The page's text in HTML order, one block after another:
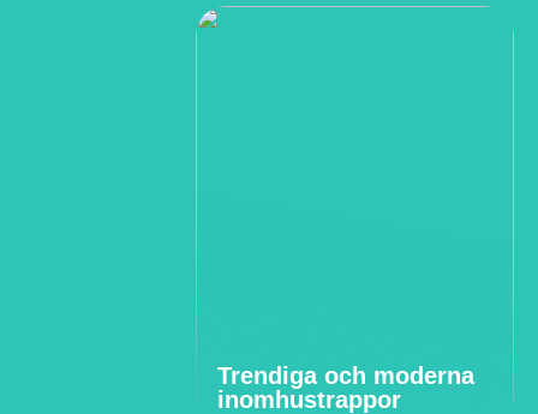
Trendiga och moderna
inomhustrappor